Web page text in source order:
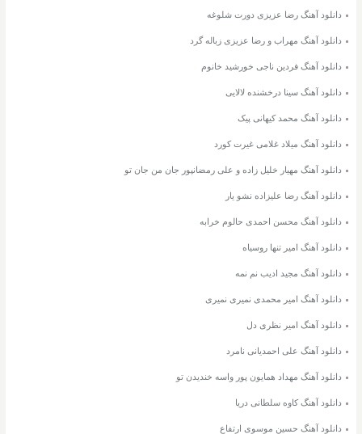
دانلود آهنگ رضا عزیزی دورت شلوغه
دانلود آهنگ مهراب و رضا عزیزی زباله گرد
دانلود آهنگ فردین ناجی خورشید خانوم
دانلود آهنگ سینا درخشنده لالایی
دانلود آهنگ محمد کیهانی پیک
دانلود آهنگ میلاد غلامی غیرت کورد
دانلود آهنگ مهیار خلیل زاده و علی رمضانپور جان من جان تو
دانلود آهنگ رضا علیزاده نشو یار
دانلود آهنگ محسن احمدی حالوم خرابه
دانلود آهنگ امیر تنها روسیاه
دانلود آهنگ مجید ادیب نم نمه
دانلود آهنگ امیر محمدی نمیری نمیری
دانلود آهنگ امیر نظری دل
دانلود آهنگ علی احمدیانی نامرد
دانلود آهنگ مهداد همایون پور واسه خندیدن تو
دانلود آهنگ کاوه سلطانی دریا
دانلود آهنگ حسین موسوی ارتفاع